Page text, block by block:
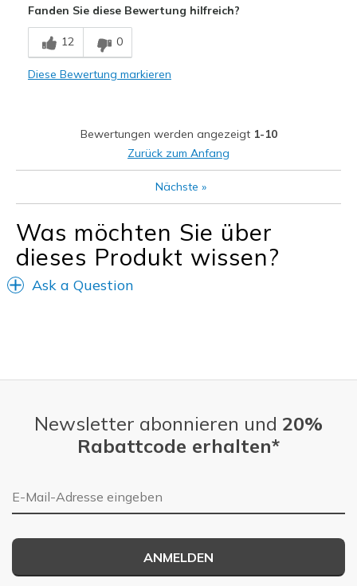
Leicht
Nachteile
Nutzen schnell ab
Geeignete Verwendung
Auf der Arbeit
Breite
Passen genau
Größe
Passt genau
Fanden Sie diese Bewertung hilfreich?
12 0
Diese Bewertung markieren
Bewertungen werden angezeigt 1-10
Zurück zum Anfang
Nächste »
Was möchten Sie über
dieses Produkt wissen?
Ask a Question
Newsletter abonnieren und 20%
Rabattcode erhalten*
E-Mail-Adresse
ANMELDEN